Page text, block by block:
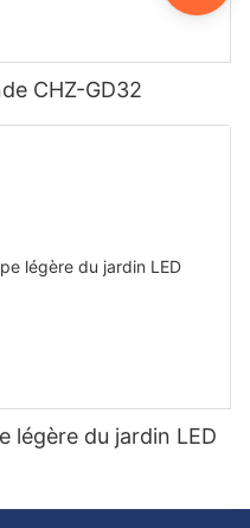
CHZ-GD32
légère du jardin LED